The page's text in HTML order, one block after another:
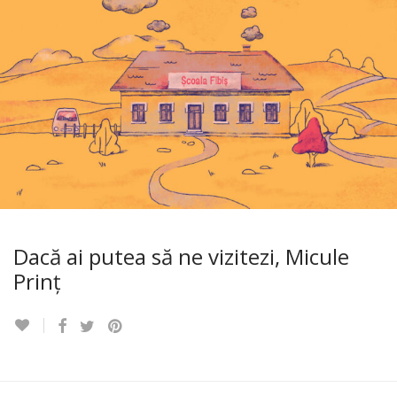
Dacă ai putea să ne vizitezi, Micule
Prinț